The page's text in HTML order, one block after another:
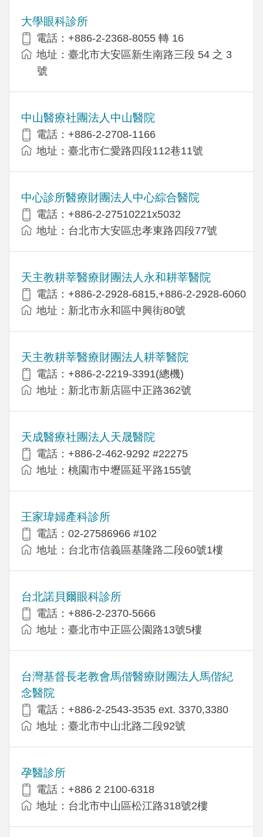
大學眼科診所
電話：+886-2-2368-8055 轉 16
地址：臺北市大安區新生南路三段 54 之 3
號
中山醫療社團法人中山醫院
電話：+886-2-2708-1166
地址：臺北市仁愛路四段112巷11號
中心診所醫療財團法人中心綜合醫院
電話：+886-2-27510221x5032
地址：台北市大安區忠孝東路四段77號
天主教耕莘醫療財團法人永和耕莘醫院
電話：+886-2-2928-6815,+886-2-2928-6060
地址：新北市永和區中興街80號
天主教耕莘醫療財團法人耕莘醫院
電話：+886-2-2219-3391(總機)
地址：新北市新店區中正路362號
天成醫療社團法人天晟醫院
電話：+886-2-462-9292 #22275
地址：桃園市中壢區延平路155號
王家瑋婦產科診所
電話：02-27586966 #102
地址：台北市信義區基隆路二段60號1樓
台北諾貝爾眼科診所
電話：+886-2-2370-5666
地址：臺北市中正區公園路13號5樓
台灣基督長老教會馬偕醫療財團法人馬偕紀
念醫院
電話：+886-2-2543-3535 ext. 3370,3380
地址：臺北市中山北路二段92號
孕醫診所
電話：+886 2 2100-6318
地址：台北市中山區松江路318號2樓